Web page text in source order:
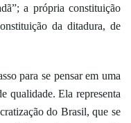
a própria constituição
da ditadura, de
para se pensar em uma
qualidade. Ela representa
do Brasil, que se